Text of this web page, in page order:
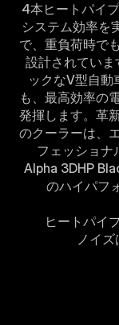
4本ヒートパイ
システム効率を
で、重負荷時で
設計されてい
ックなV型自動
も、最高効率の
発揮します。革
のクーラーは、
フェッショナ
Alpha 3DHP
のハイパフ
ヒートパイ
ノイズ